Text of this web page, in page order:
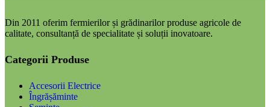
Din 2011 oferim fermierilor și grădinarilor produse agricole de
calitate, consultanță de specialitate și soluții inovatoare.
Categorii Produse
Accesorii Electrice
Îngrășăminte